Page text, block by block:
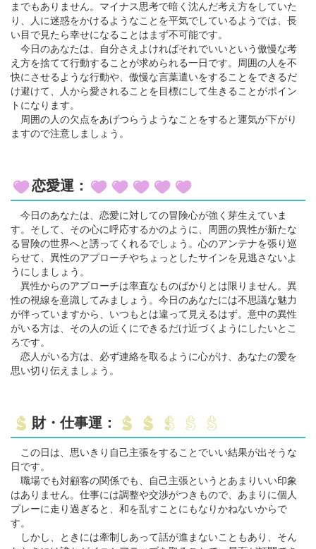
までもありません。マイナス思考で暗く沈んだ考え方をしていた
り、人に迷惑をかけるようなことを平気でしているようでは、長
い目で見たら幸せになることはまず不可能です。
今日のあなたは、自分さえよければそれでいいという傲慢な考
え方を捨てて行動することが求められる一日です。周囲の人を不
快にさせるような行動や、傲慢な言葉遣いをすることをできるだ
け避けて、人から愛されることを目標にして生きることがポイン
トになります。
周囲の人の欠点をあげつらうようなことをすると運気が下がり
ますので注意しましょう。
恋愛運：
今日のあなたは、恋愛に対しての冒険心が強く芽生えていま
す。そして、その心に呼応するかのように、周囲の異性が新たな
る冒険の世界へと誘ってくれるでしょう。心のアンテナを張り巡
らせて、異性のアプローチやちょっとしたサインを見逃さないよ
うにしましょう。
異性からのアプローチは率直なものばかりとは限りません。異
性の視線を意識してみましょう。今日のあなたには不思議な魅力
が伴っていますから、いつもとは違って見えるはず。意中の異性
がいる方は、その人の近くにできるだけ近づくようにしたいとこ
ろです。
恋人がいる方は、必ず連絡を取るように心がけ、あなたの愛を
思い切り伝えましょう。
財・仕事運：
この日は、思いきり自己主張をすることでいい結果が出そうな
日です。
職場でも対顧客の関係でも、自己主張というとあまりいい印象
はありません。仕事には調整や交渉がつきもので、あまりに個人
プレーに走り過ぎると、和を乱すことにもなりかねないからで
す。
しかし、ときには牽制しあって話が進まないこともあり、そん